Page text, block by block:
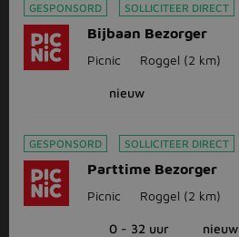
GESPONSORD SOLLICITEER DIRECT
Bijbaan Bezorger
Picnic Roggel (2 km)
nieuw
GESPONSORD SOLLICITEER DIRECT
Parttime Bezorger
Picnic Roggel (2 km)
0 - 32 uur nieuw